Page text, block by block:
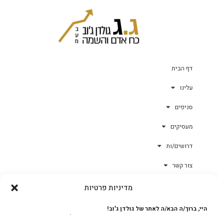
מדיניות פרטיות
היי, ברוך/ה הבא/ה לאתר של גולדן ג'וב!
דף הבית
עלינו
סניפים
מעסיקים
דרושים/ות
צור קשר